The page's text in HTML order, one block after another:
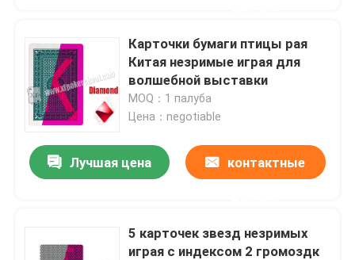
Карточки бумаги птицы рая
Китая незримые играя для
волшебной выставки
MOQ：1 палуба
Цена：negotiable
Лучшая цена контактные
5 карточек звезд незримых
играя с индексом 2 громоздк